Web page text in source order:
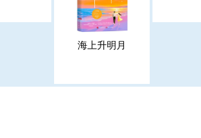
海上升明月